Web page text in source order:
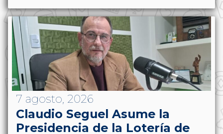
7 agosto, 2026
Claudio Seguel Asume la
Presidencia de la Lotería de